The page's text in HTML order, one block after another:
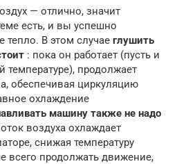
— отлично, значит
есть, и вы успешно
тепло. В этом случае глушить
: пока он работает (пусть и
продолжает
обеспечивая циркуляцию
охлаждение
машину также не надо
воздуха охлаждает
снижая температуру
всего продолжать движение,